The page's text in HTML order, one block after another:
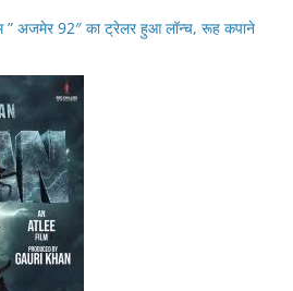
” अजमेर 92″ का ट्रेलर हुआ लॉन्च, रूह कपाने